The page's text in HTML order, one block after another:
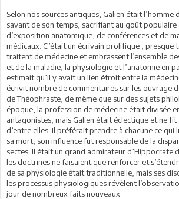
Selon nos sources antiques, Galien était l’homme
savant de son temps, sacrifiant au goût populaire
d’exposition anatomique, de conférences et de
médicaux. C’était un écrivain prolifique ; presque
traitent de médecine et embrassent l’ensemble
et de la maladie, la physiologie et l’anatomie en
estimait qu’il y avait un lien étroit entre la
écrivit nombre de commentaires sur les ouvrage
de Théophraste, de même que sur des sujets
époque, la profession de médecine était divisée
antagonistes, mais Galien était éclectique et ne fit
d’entre elles. Il préférait prendre à chacune ce qui
sa mort, son influence fut responsable de la
sectes. Il était un grand admirateur d’Hippocrate
les doctrines ne faisaient que renforcer et
de sa physiologie était traditionnelle, mais ses
les processus physiologiques révèlent
jour de nombreux faits nouveaux.